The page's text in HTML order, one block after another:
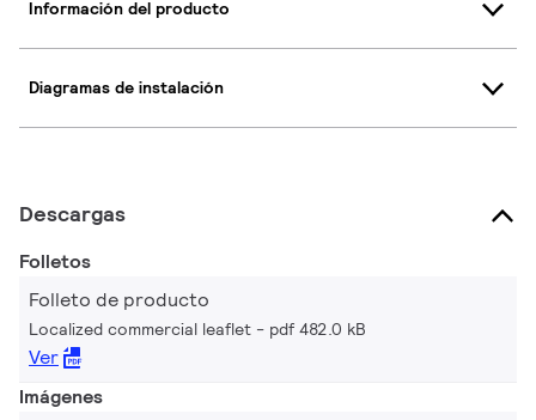
Información del producto
Diagramas de instalación
Descargas
Folletos
Folleto de producto
Localized commercial leaflet pdf 482.0 kB
Ver
Imágenes